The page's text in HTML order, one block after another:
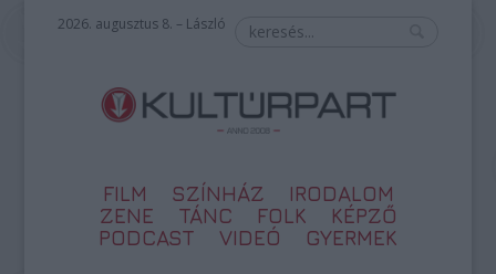
2026. augusztus 8. – László
FILM SZÍNHÁZ
IRODALOM
ZENE
TÁNC FOLK
KÉPZŐ
PODCAST
VIDEÓ GYERMEK